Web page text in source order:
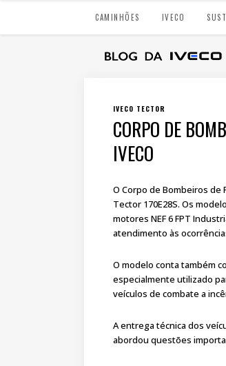
CAMINHÕES IVECO
IVECO TECTOR
CORPO DE
IVECO
O Corpo de Bombeiros
Tector 170E28S. Os
motores NEF 6 FPT
atendimento às
O modelo conta também
especialmente utilizado
veículos de combate a
A entrega técnica dos
abordou questões